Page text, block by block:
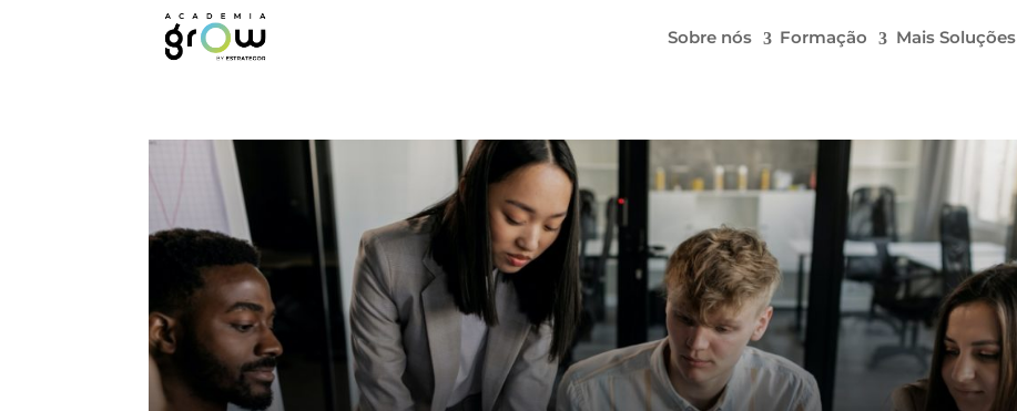
Sobre nós Formação Mais Soluções